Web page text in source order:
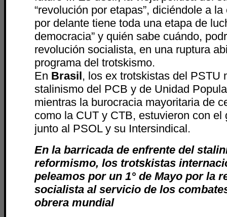
“revolución por etapas”, diciéndole a
por delante tiene toda una etapa de
democracia” y quién sabe cuándo,
revolución socialista, en una ruptura
programa del trotskismo.
En Brasil, los ex trotskistas del PSTU
stalinismo del PCB y de Unidad
mientras la burocracia mayoritaria de
como la CUT y CTB, estuvieron con el
junto al PSOL y su Intersindical.
En la barricada de enfrente del
reformismo, los trotskistas
peleamos por un 1° de Mayo por la
socialista al servicio de los
obrera mundial